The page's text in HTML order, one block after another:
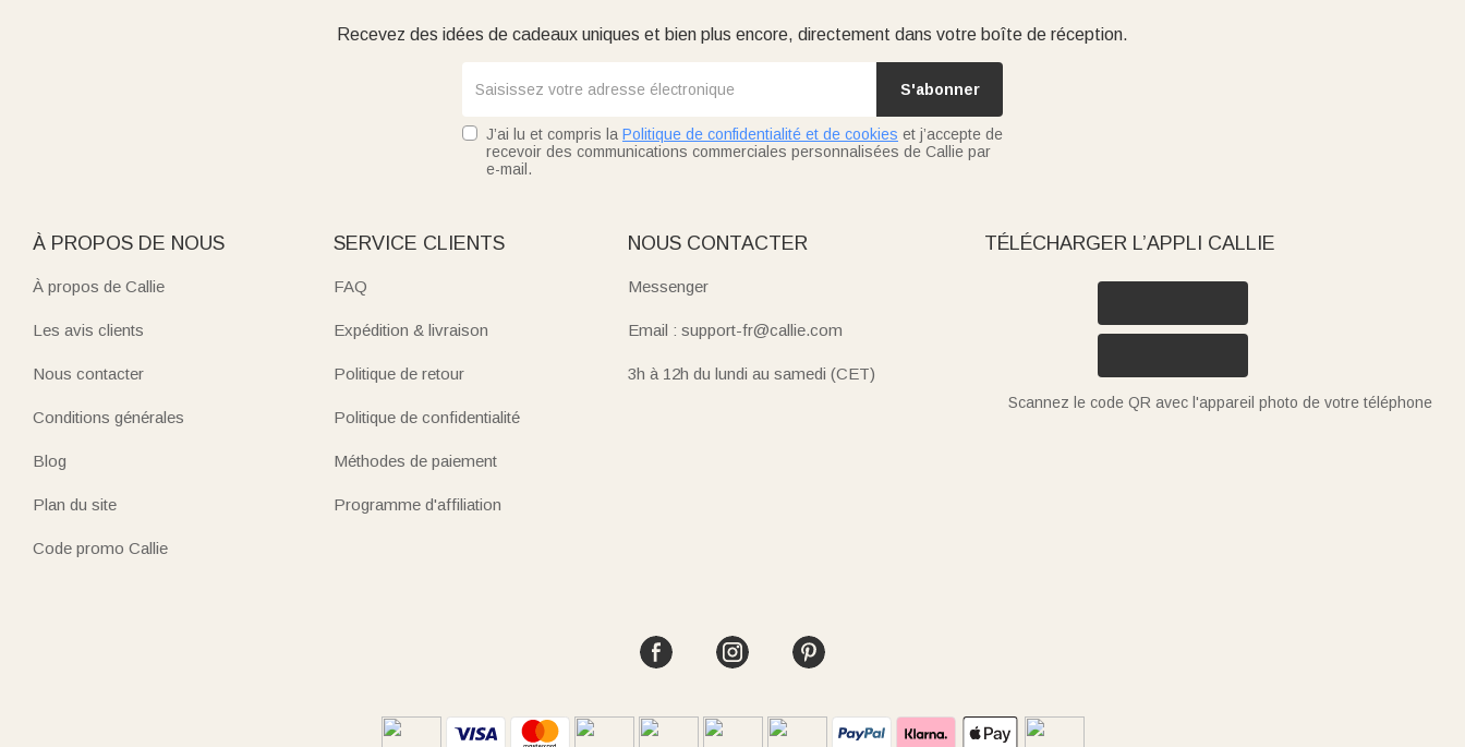
Recevez des idées de cadeaux uniques et bien plus encore, directement dans votre boîte de réception.
S'abonner
J’ai lu et compris la Politique de confidentialité et de cookies et j’accepte de
recevoir des communications commerciales personnalisées de Callie par
e-mail.
À PROPOS DE NOUS
À propos de Callie
Les avis clients
Nous contacter
Conditions générales
Blog
Plan du site
Code promo Callie
SERVICE CLIENTS
FAQ
Expédition & livraison
Politique de retour
Politique de confidentialité
Méthodes de paiement
Programme d'affiliation
NOUS CONTACTER
Messenger
Email : support-fr@callie.com
3h à 12h du lundi au samedi (CET)
TÉLÉCHARGER L’APPLI CALLIE
Scannez le code QR avec l'appareil photo de votre téléphone